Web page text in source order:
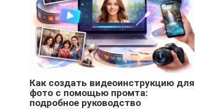
Как создать видеоинструкцию для
фото с помощью промта:
подробное руководство